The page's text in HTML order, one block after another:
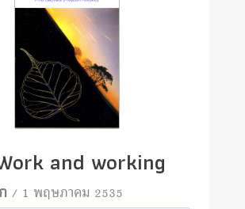
and working
/ 1 พฤษภาคม 2535